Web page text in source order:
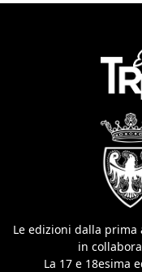
Le edizioni dalla prima
in
La 17 e 18esima